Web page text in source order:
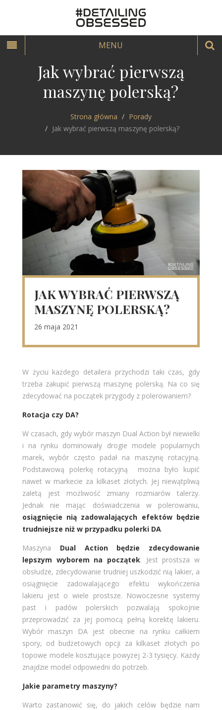
MENU
Jak wybrać pierwszą
maszynę polerską?
Strona główna
Porady
Jak wybrać pierwszą maszynę polerską?
JAK WYBRAĆ PIERWSZĄ
MASZYNĘ POLERSKĄ?
26 maja 2021
W życiu każdego detailera przychodzi taki czas, gdy
trzeba zakupić pierwszą maszynę polerską. Na co się
zdecydować na początek przygody z polerowaniem?
Rotacja czy DA?
W czasach, gdy wybór maszyn Dual Action był niewielki
i na rynku dominowały drogie modele popularnych
marek, wybór często padał na maszynę rotacyjną.
Podstawową polerkę rotacyjną można było kupić
nawet w markecie za kilkaset złotych. Jej niewątpliwą
zaletą jest możliwość zmiany rozmiarów talerzy.
Jednak nie mając doświadczenia w polerowaniu,
osiągnięcie nią zadowalających efektów będzie
trudniejsze niż w przypadku polerki DA.
Maszyna Dual Action będzie zdecydowanie
lepszym wyborem na początek. Jest prostsza w
obsłudze, zdecydowanie trudniej uszkodzić nią lakier, a
osiągnięcie zadowalającego efektu wykończenia
lakieru jest o wiele prostsze. Nowoczesne systemy
past i padów polerskich pozwalają spokojnie
przeprowadzić za jej pomocą pełną korektę lakieru.
Wybór maszyn DA jest obecnie na rynku całkiem
spory, od budżetowych opcji za kilkaset złotych po
topowe modele kosztujące powyżej 2-3 tysięcy. Każdy
znajdzie model odpowiedni do potrzeb.
Jakie parametry maszyny?
Warto zastanowić się, do jakich celów będzie nam